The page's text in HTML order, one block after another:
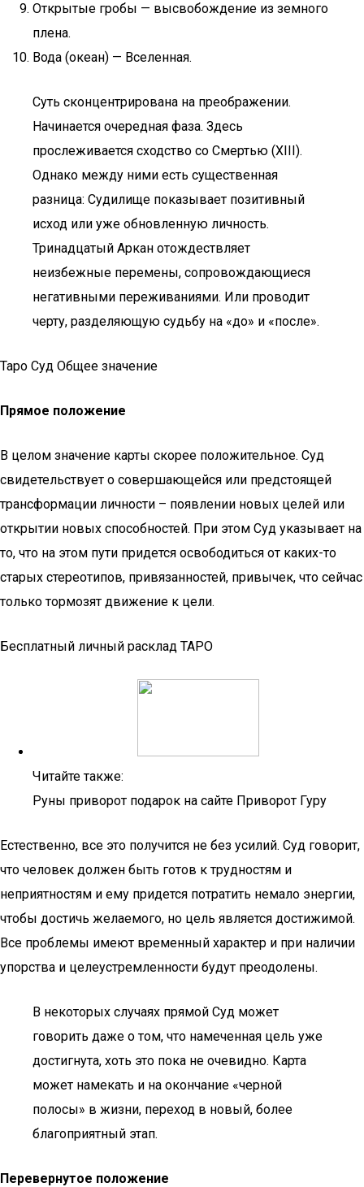
Открытые гробы — высвобождение из земного
плена.
Вода (океан) — Вселенная.
Суть сконцентрирована на преображении.
Начинается очередная фаза. Здесь
прослеживается сходство со Смертью (XIII).
Однако между ними есть существенная
разница: Судилище показывает позитивный
исход или уже обновленную личность.
Тринадцатый Аркан отождествляет
неизбежные перемены, сопровождающиеся
негативными переживаниями. Или проводит
черту, разделяющую судьбу на «до» и «после».
Таро Суд Общее значение
Прямое положение
В целом значение карты скорее положительное. Суд
свидетельствует о совершающейся или предстоящей
трансформации личности – появлении новых целей или
открытии новых способностей. При этом Суд указывает на
то, что на этом пути придется освободиться от каких-то
старых стереотипов, привязанностей, привычек, что сейчас
только тормозят движение к цели.
Бесплатный личный расклад ТАРО
Читайте также:
Руны приворот подарок на сайте Приворот Гуру
Естественно, все это получится не без усилий. Суд говорит,
что человек должен быть готов к трудностям и
неприятностям и ему придется потратить немало энергии,
чтобы достичь желаемого, но цель является достижимой.
Все проблемы имеют временный характер и при наличии
упорства и целеустремленности будут преодолены.
В некоторых случаях прямой Суд может
говорить даже о том, что намеченная цель уже
достигнута, хоть это пока не очевидно. Карта
может намекать и на окончание «черной
полосы» в жизни, переход в новый, более
благоприятный этап.
Перевернутое положение